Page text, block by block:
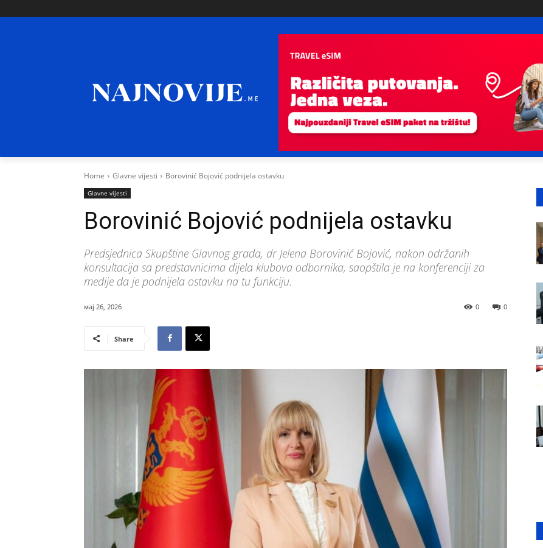
Home Glavne vijesti Borovinić Bojović podnijela ostavku
Glavne vijesti
Borovinić Bojović podnijela ostavku
Predsjednica Skupštine Glavnog grada, dr Jelena Borovinić Bojović, nakon održanih
konsultacija sa predstavnicima dijela klubova odbornika, saopštila je na konferenciji za
medije da je podnijela ostavku na tu funkciju.
мај 26, 2026 0
0
Share